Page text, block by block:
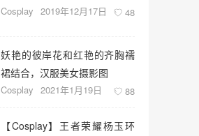
Cosplay 2019年12月17日 48
妖艳的彼岸花和红艳的齐胸襦
裙结合，汉服美女摄影图
Cosplay 2021年1月19日 88
【Cosplay】王者荣耀杨玉环